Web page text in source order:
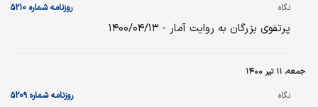
نگاه روزنامه شماره ۵۲۱۰
پرتفوی بزرگان به روایت آمار - ۱۴۰۰/۰۴/۱۳
جمعه، ۱۱ تیر ۱۴۰۰
نگاه روزنامه شماره ۵۲۰۹